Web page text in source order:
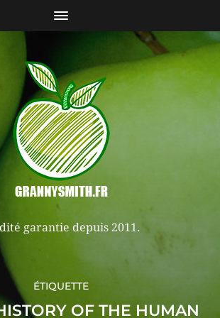
garantie depuis 2011.
ÉTIQUETTE
OF THE HUMAN